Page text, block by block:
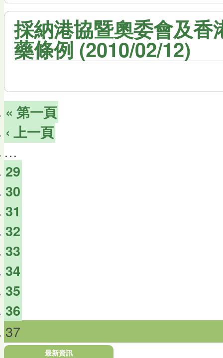
採納港協暨奧委會及
藥條例 (2010/02/12)
« 第一頁
‹ 上一頁
…
29
30
31
32
33
34
35
36
37
最新資訊